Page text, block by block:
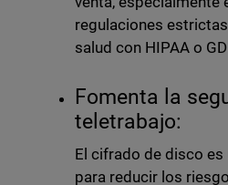
regulaciones
salud con HIPAA o
Fomenta la
teletrabajo:
El cifrado de disco
para reducir los